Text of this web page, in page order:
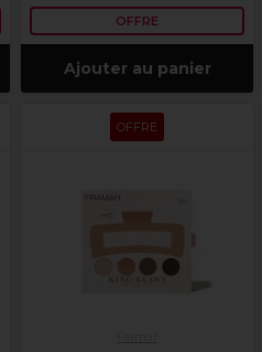
OFFRE
Ajouter au panier
OFFRE